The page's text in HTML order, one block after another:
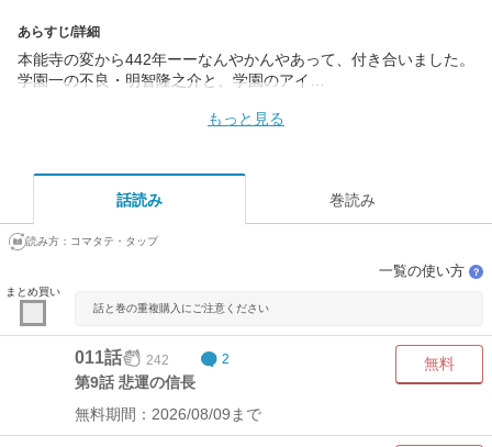
あらすじ/詳細
本能寺の変から442年ーーなんやかんやあって、付き合いました。
学園一の不良・明智隆之介と、学園のアイ…
もっと見る
話読み 巻読み
読み方： コマタテ・タップ
まとめ買い
一覧の使い方 ？
話と巻の重複購入にご注意ください
011話 242 2
第9話 悲運の信長
無料期間：2026/08/09まで
無料